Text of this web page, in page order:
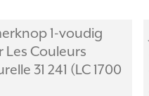
1-voudig
Couleurs
31 241 (LC 1700